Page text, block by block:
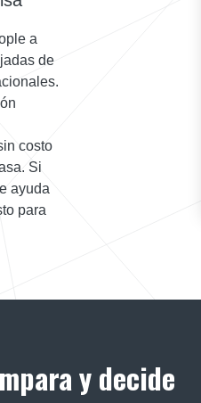
a
de
costo
Si
ayuda
para
y decide